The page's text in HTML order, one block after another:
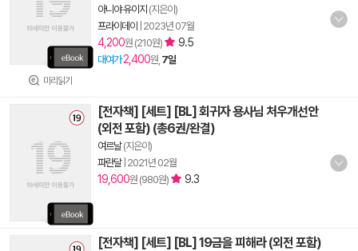
미리읽기
아니야 유이지 (지은이)
프라이데이
2023년 07월
4,200원 (210원) 9.5
대여가 2,400원, 7일
[전자책] [세트] [BL] 회귀자 용사님 처우개선안
(외전 포함) (총6권/완결)
여르날(지은이)
파란달| 2021년 02월
19,600원 (980원) 9.3
[전자책] [세트] [BL] 19금을 피해라 (외전 포함)